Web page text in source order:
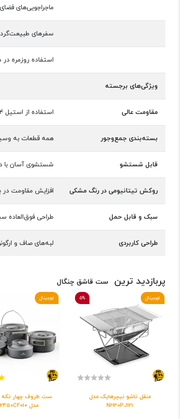
ماجراجویی‌های فضای
سفرهای
استفاده روزمره
ویژگی‌های برجسته
مقاومت عالی استفاده از استیل 304 تضمین‌کننده دوام بسیار بالا در شرایط آب و هوایی مختلف
بسته‌بندی جمع‌وجور همه قطعات به
قابل شستشو شستشوی آسان با
روکش تیتانیومی در رنگ مشکی افزایش مقاومت
سبک و قابل حمل طراحی فوق‌العاده
طراحی کاربردی لبه‌های صاف و
پربازدید ترین ست قاشق چنگال
5% اورجینال
منقل تاشو نیچرهایک مدل
NH20PJ121
اورجینال
ست ظروف چهار تکه
مدل CNK2450CF010